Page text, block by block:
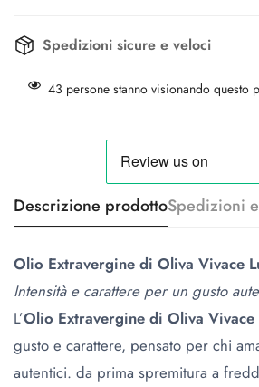
Spedizioni sicure e veloci
43 persone stanno visionando questo
Descrizione prodottoSpedizioni
Olio Extravergine di Oliva Vivace
Intensità e carattere per un gusto
L’Olio Extravergine di Oliva Vivace
gusto e carattere, pensato per chi
autentici. da prima spremitura a